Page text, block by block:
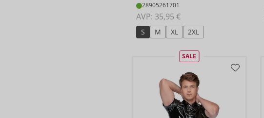
28905261701
AVP: 35,95 €
S M XL 2XL
SALE